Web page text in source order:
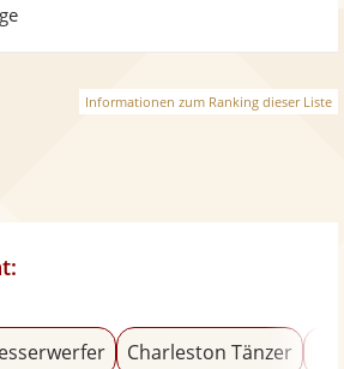
Informationen zum Ranking dieser Liste
Charleston Tänzer